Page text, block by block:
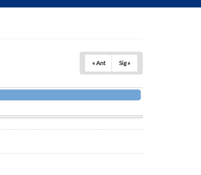
« Ant Sig »